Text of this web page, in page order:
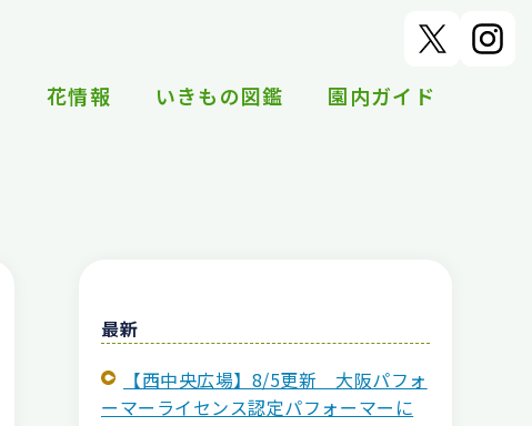
花情報 いきもの図鑑 園内ガイド
最新
【西中央広場】8/5更新 大阪パフォ
ーマーライセンス認定パフォーマーに